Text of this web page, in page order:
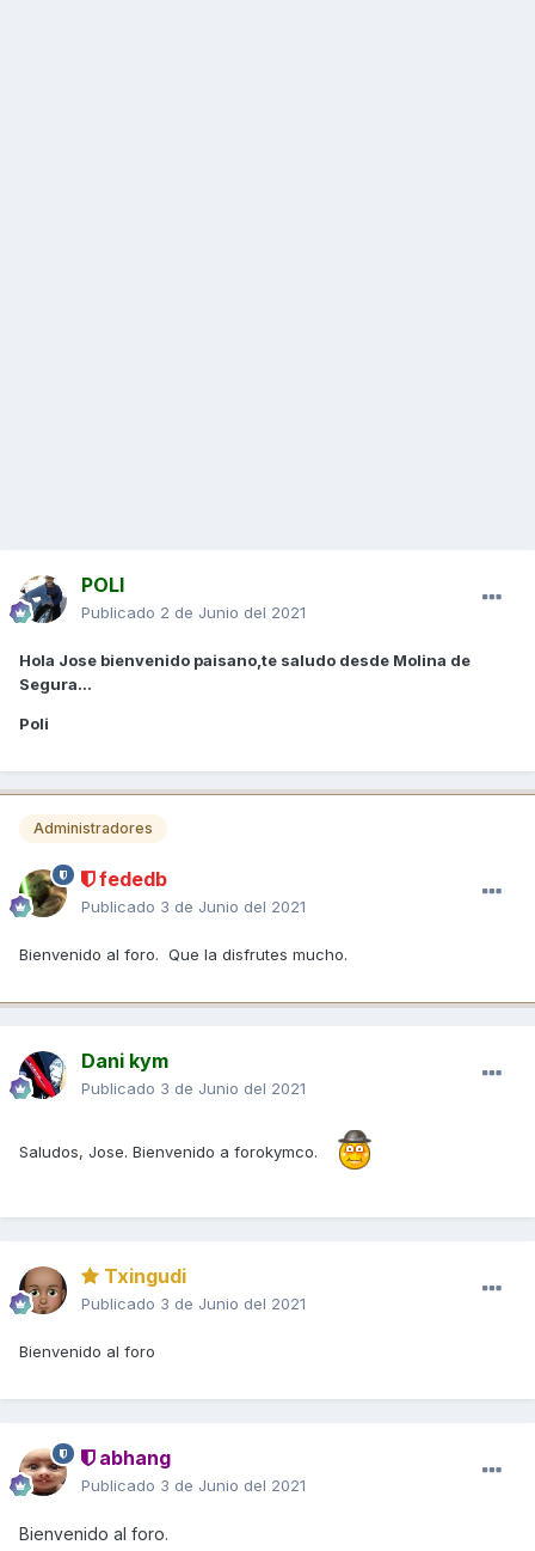
POLI
Publicado 2 de Junio del 2021
Hola Jose bienvenido paisano,te saludo desde Molina de
Segura...
Poli
Administradores
fededb
Publicado 3 de Junio del 2021
Bienvenido al foro. Que la disfrutes mucho.
Dani kym
Publicado 3 de Junio del 2021
Saludos, Jose. Bienvenido a forokymco.
Txingudi
Publicado 3 de Junio del 2021
Bienvenido al foro
abhang
Publicado 3 de Junio del 2021
Bienvenido al foro.